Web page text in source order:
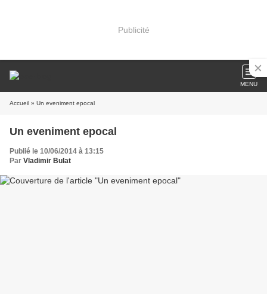
Publicité
MENU
Accueil » Un eveniment epocal
Un eveniment epocal
Publié le 10/06/2014 à 13:15
Par Vladimir Bulat